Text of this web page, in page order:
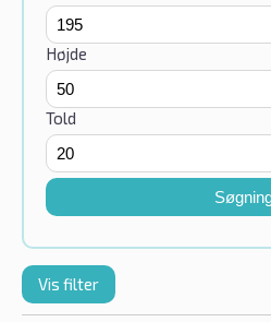
Højde
Told
Vis filter